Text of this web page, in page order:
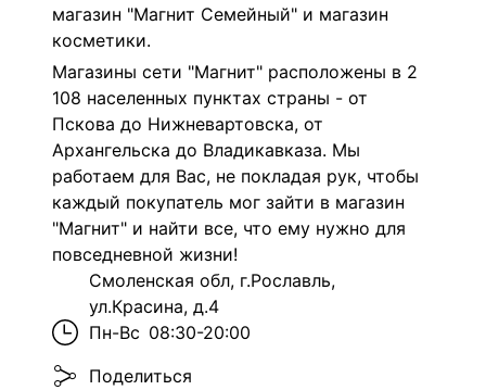
магазин "Магнит Семейный" и магазин
косметики.
Магазины сети "Магнит" расположены в 2
108 населенных пунктах страны - от
Пскова до Нижневартовска, от
Архангельска до Владикавказа. Мы
работаем для Вас, не покладая рук, чтобы
каждый покупатель мог зайти в магазин
"Магнит" и найти все, что ему нужно для
повседневной жизни!
Смоленская обл, г.Рославль,
ул.Красина, д.4
Пн-Вс 08:30-20:00
Поделиться